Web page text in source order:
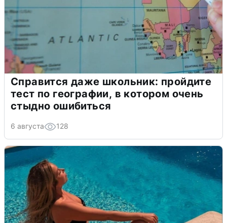
Справится даже школьник: пройдите
тест по географии, в котором очень
стыдно ошибиться
6 августа 128